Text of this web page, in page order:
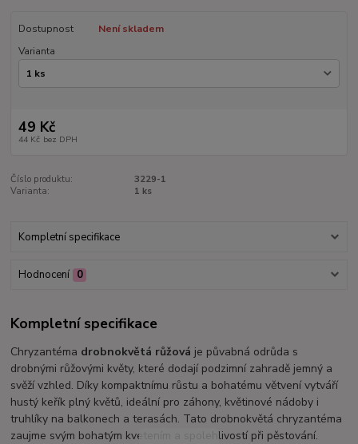
Dostupnost
Není skladem
Varianta
49 Kč
44 Kč bez DPH
Číslo produktu:
3229-1
Varianta:
1 ks
Kompletní specifikace
Hodnocení 0
Kompletní specifikace
Chryzantéma drobnokvětá růžová je půvabná odrůda s
drobnými růžovými květy, které dodají podzimní zahradě jemný a
svěží vzhled. Díky kompaktnímu růstu a bohatému větvení vytváří
hustý keřík plný květů, ideální pro záhony, květinové nádoby i
truhlíky na balkonech a terasách. Tato drobnokvětá chryzantéma
zaujme svým bohatým kvetením a spolehlivostí při pěstování.